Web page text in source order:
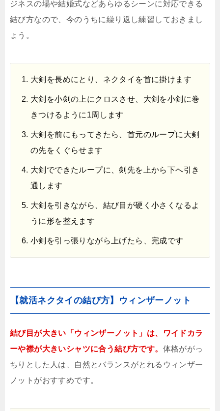
ジネスの場や結婚式などあらゆるシーンに対応できる
結び方なので、今のうちに繰り返し練習しておきまし
ょう。
大剣を長めにとり、ネクタイを首に掛けます
大剣を小剣の上にクロスさせ、大剣を小剣に巻
きつけるように1周します
大剣を前にもってきたら、首元のループに大剣
の先をくぐらせます
大剣でできたループに、剣先を上から下へ引き
通します
大剣を引きながら、結び目が硬く小さくなるよ
うに形を整えます
小剣を引っ張りながら上げたら、完成です
【就活ネクタイの結び方】ウィンザーノット
結び目が大きい「ウィンザーノット」は、ワイドカラ
ーや襟が大きいシャツに合う結び方です。 体格ががっ
ちりとした人は、自然とバランスがとれるウィンザー
ノットがおすすめです。